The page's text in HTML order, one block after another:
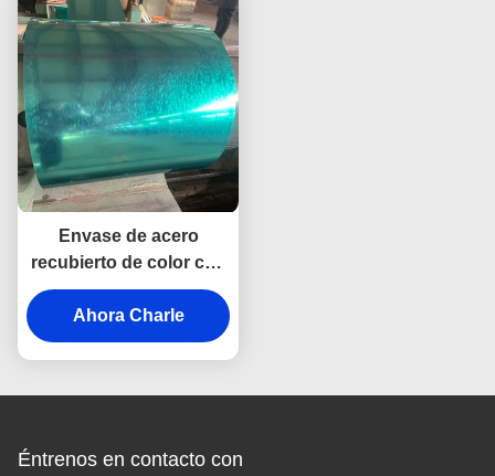
Envase de acero
recubierto de color con
zinc en caliente Z20-
275g ASTM A653
Ahora Charle
Éntrenos en contacto con